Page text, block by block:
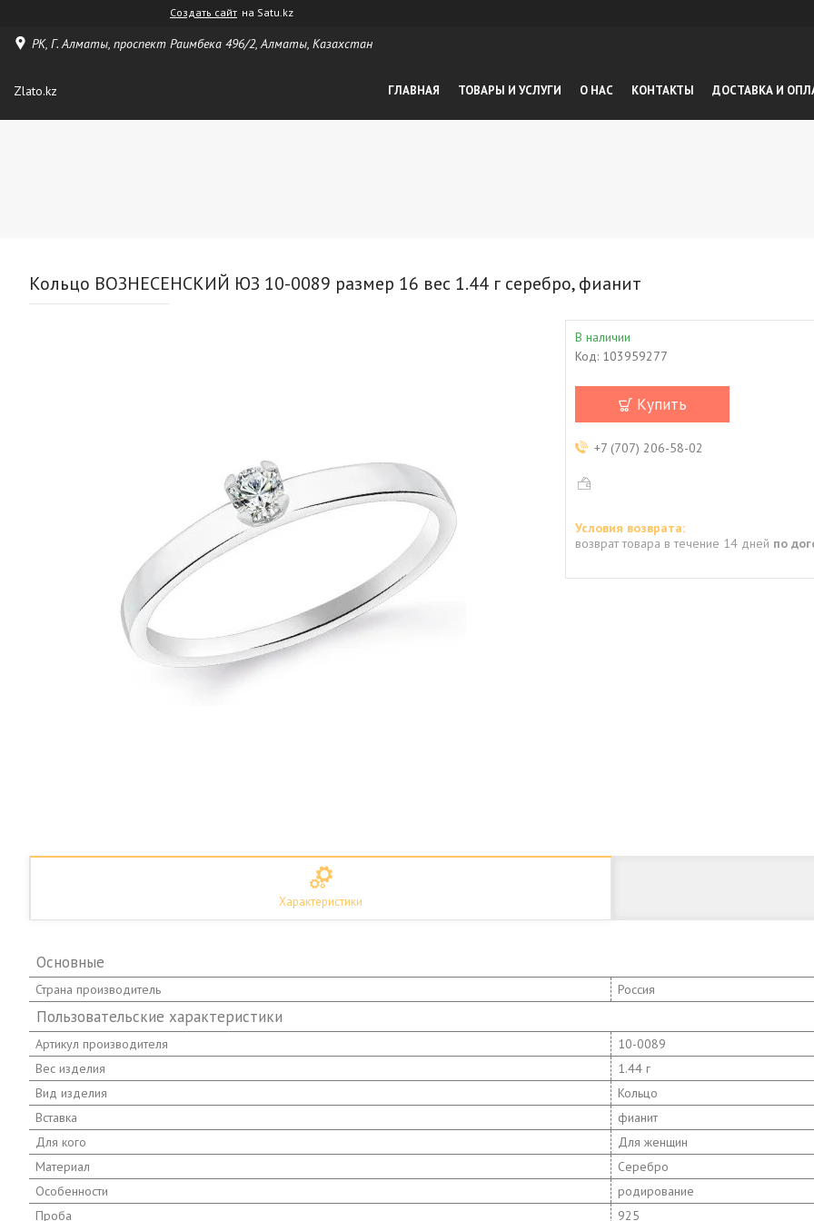
Создать сайт на Satu.kz
РК, Г. Алматы, проспект Раимбека 496/2, Алматы, Казахстан
Zlato.kz ГЛАВНАЯ ТОВАРЫ И УСЛУГИ О НАС КОНТАКТЫ ДОСТАВКА И
Кольцо ВОЗНЕСЕНСКИЙ ЮЗ 10-0089 размер 16 вес 1.44 г серебро, фианит
В наличии
Код: 103959277
Купить
+7 (707) 206-58-02
возврат товара в течение 14 дней по
Характеристики
Основные
Страна производитель Россия
Пользовательские характеристики
Артикул производителя
10-0089
Вес изделия
1.44 г
Вид изделия
Кольцо
Вставка
фианит
Для кого
Для женщин
Материал
Серебро
Особенности
родирование
Проба
925